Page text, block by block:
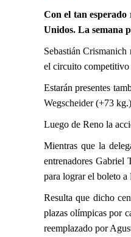
Con el tan esperado
Unidos. La semana
Sebastián Crismanich
el circuito competitivo
Estarán presentes
Wegscheider(+73
Luego de Reno la
Mientras que la
entrenadores
para lograr el boleto a
Resulta que dicho
plazas olímpicas por
reemplazado por